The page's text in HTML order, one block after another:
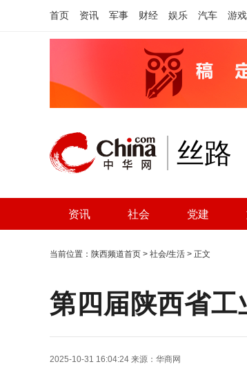
首页 资讯 军事 财经 娱乐 汽车 游戏
丝路
资讯 社会 党建
当前位置： 陕西频道首页 > 社会/生活 > 正文
第四届陕西省
2025-10-31 16:04:24 来源： 华商网